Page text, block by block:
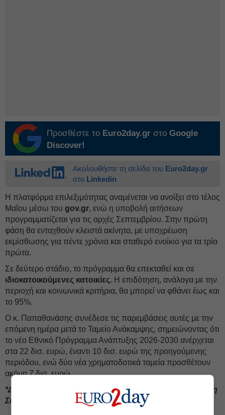
Προσθέστε το Euro2day.gr στο Google
Discover!
Ακολουθήστε τη σελίδα του Euro2day.gr
στο Linkedin
Η πλατφόρμα επιλεξιμότητας αναμένεται να ανοίξει στο τέλος
Μαΐου μέσω του gov.gr, ενώ η υποβολή αιτήσεων
προγραμματίζεται για τις αρχές Σεπτεμβρίου. Στην πρώτη
φάση θα ενταχθούν κλειστά ακίνητα, με υποχρέωση
εκμίσθωσης για πέντε χρόνια και σταθερό ενοίκιο για τα τρία
πρώτα.
Σε δεύτερο στάδιο, το πρόγραμμα θα επεκταθεί και σε
ιδιοκατοικούμενες κατοικίες. Η επιδότηση, ανάλογα με την
περιοχή και κοινωνικά κριτήρια, θα μπορεί να φθάνει έως και
το 95%.
Ο κ. Παπαθανάσης συνέδεσε τις παρεμβάσεις αυτές με την
επόμενη ημέρα μετά το Ταμείο Ανάκαμψης, σημειώνοντας ότι
το νέο Εθνικό Πρόγραμμα Ανάπτυξης 2026-2030 ανέρχεται
στα 22 δισ. ευρώ, έναντι 10 δισ. ευρώ της προηγούμενης
περιόδου, ενώ δύο νέα χρηματοδοτικά ταμεία προσθέτουν
ακόμη 7 δισ. ευρώ.
*Δείτε την παρουσίαση του υπουργείου δεξιά στη στήλη
Συνοδευτικό Υλικό.